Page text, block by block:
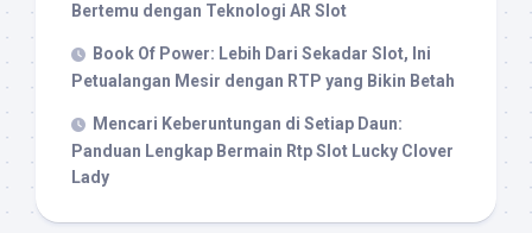
Bertemu dengan Teknologi AR Slot
Book Of Power: Lebih Dari Sekadar Slot, Ini
Petualangan Mesir dengan RTP yang Bikin Betah
Mencari Keberuntungan di Setiap Daun:
Panduan Lengkap Bermain Rtp Slot Lucky Clover
Lady